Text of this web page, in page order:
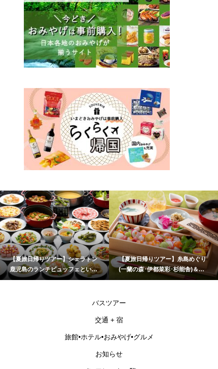
【夏旅日帰りツアー】シェラトン
鹿児島のランチビュッフェといお
ワールドかごしま水族館
【夏旅日帰りツアー】糸島めぐり
(一蘭の森･伊都菜彩･杉能舎)＆海
乃御馳走「玄海灘ちらし重」ラン
バスツアー
交通 + 宿
旅館•ホテル•おみやげ•グルメ
お知らせ